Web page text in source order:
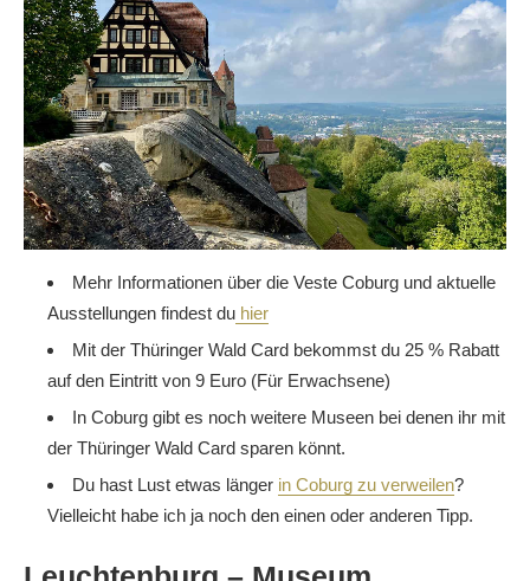
Mehr Informationen über die Veste Coburg und aktuelle
Ausstellungen findest du hier
Mit der Thüringer Wald Card bekommst du 25 % Rabatt
auf den Eintritt von 9 Euro (Für Erwachsene)
In Coburg gibt es noch weitere Museen bei denen ihr mit
der Thüringer Wald Card sparen könnt.
Du hast Lust etwas länger in Coburg zu verweilen?
Vielleicht habe ich ja noch den einen oder anderen Tipp.